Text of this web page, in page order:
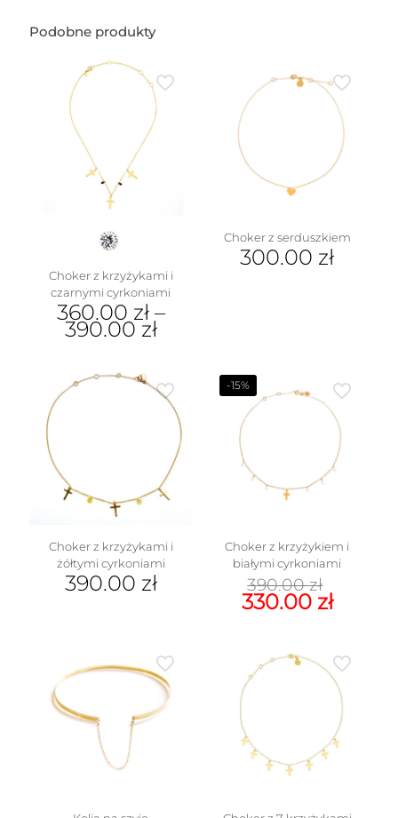
Podobne produkty
Choker z krzyżykami i
czarnymi cyrkoniami
360.00 zł–
390.00 zł
stronie
produktu
Choker z serduszkiem
300.00 zł
Choker z krzyżykami i
żółtymi cyrkoniami
390.00 zł
-15%
Choker z krzyżykiem i
białymi cyrkoniami
390.00zł
cena
330.00 zł
cena